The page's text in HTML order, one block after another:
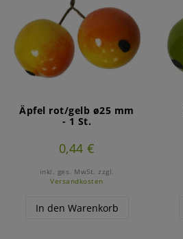
Äpfel rot/gelb ø25 mm
- 1 St.
0,44 €
inkl. ges. MwSt. zzgl.
Versandkosten
In den Warenkorb